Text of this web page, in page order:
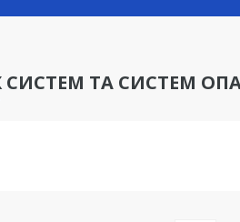
ТА СИСТЕМ